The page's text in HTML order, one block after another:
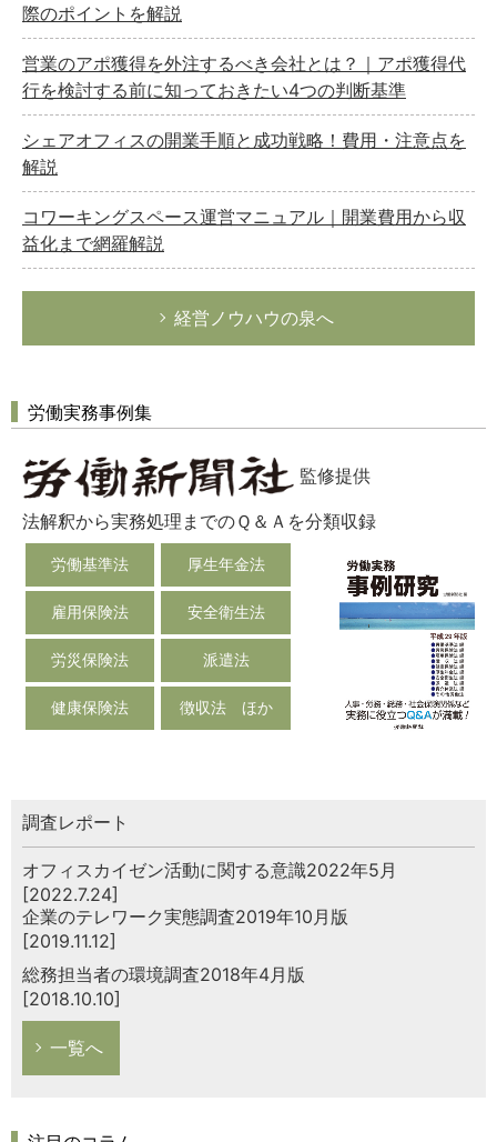
際のポイントを解説
営業のアポ獲得を外注するべき会社とは？｜アポ獲得代
行を検討する前に知っておきたい4つの判断基準
シェアオフィスの開業手順と成功戦略！費用・注意点を
解説
コワーキングスペース運営マニュアル｜開業費用から収
益化まで網羅解説
経営ノウハウの泉へ
労働実務事例集
監修提供
法解釈から実務処理までのＱ＆Ａを分類収録
労働基準法 厚生年金法
雇用保険法 安全衛生法
労災保険法 派遣法
健康保険法 徴収法 ほか
調査レポート
オフィスカイゼン活動に関する意識2022年5月
[2022.7.24]
企業のテレワーク実態調査2019年10月版
[2019.11.12]
総務担当者の環境調査2018年4月版
[2018.10.10]
一覧へ